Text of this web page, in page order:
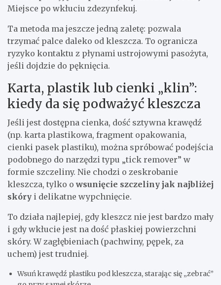
Miejsce po wkłuciu zdezynfekuj.
Ta metoda ma jeszcze jedną zaletę: pozwala
trzymać palce daleko od kleszcza. To ogranicza
ryzyko kontaktu z płynami ustrojowymi pasożyta,
jeśli dojdzie do pęknięcia.
Karta, plastik lub cienki „klin”:
kiedy da się podważyć kleszcza
Jeśli jest dostępna cienka, dość sztywna krawędź
(np. karta plastikowa, fragment opakowania,
cienki pasek plastiku), można spróbować podejścia
podobnego do narzędzi typu „tick remover” w
formie szczeliny. Nie chodzi o zeskrobanie
kleszcza, tylko owsunięcie szczeliny jak najbliżej
skóry i delikatne wypchnięcie.
To działa najlepiej, gdy kleszcz nie jest bardzo mały
i gdy wkłucie jest na dość płaskiej powierzchni
skóry. W zagłębieniach (pachwiny, pępek, za
uchem) jest trudniej.
Wsuń krawędź plastiku pod kleszcza, starając się „zebrać”